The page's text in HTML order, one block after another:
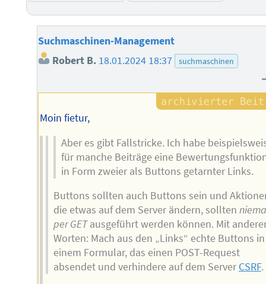
Suchmaschinen-Management
Robert B. 18.01.2024 18:37 suchmaschinen
Moin fietur,
Aber es gibt Fallstricke. Ich habe
für manche Beiträge eine
in Form zweier als Buttons getarnter Links.
Buttons sollten auch Buttons sein und
die etwas auf dem Server ändern, sollten
per GETausgeführt werden können. Mit
Worten: Mach aus den „Links“ echte Buttons in
einem Formular, das einen POST-Request
absendet und verhindere auf dem Server CSRF.